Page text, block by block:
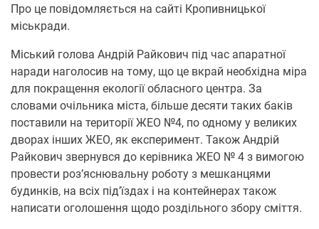
Про це повідомляється на сайті Кропивницької
міськради.
Міський голова Андрій Райкович під час апаратної
наради наголосив на тому, що це вкрай необхідна міра
для покращення екології обласного центра. За
словами очільника міста, більше десяти таких баків
поставили на території ЖЕО №4, по одному у великих
дворах інших ЖЕО, як експеримент. Також Андрій
Райкович звернувся до керівника ЖЕО № 4 з вимогою
провести роз’яснювальну роботу з мешканцями
будинків, на всіх під’їздах і на контейнерах також
написати оголошення щодо роздільного збору сміття.